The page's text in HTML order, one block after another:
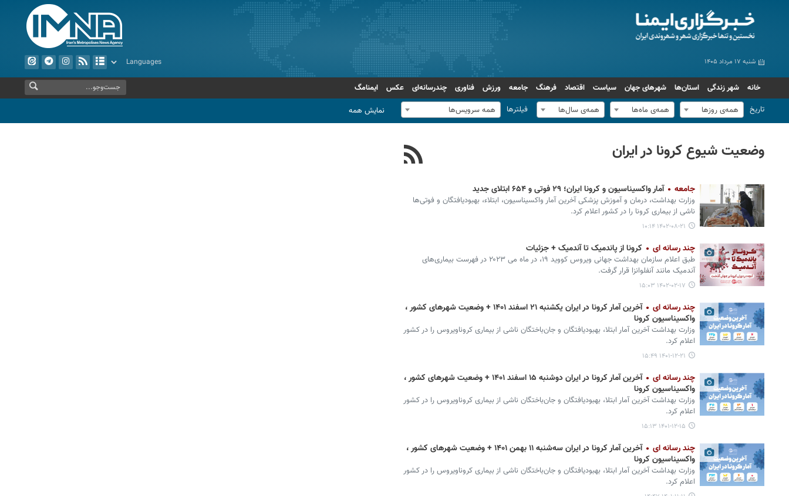
شنبه ۱۷ مرداد ۱۴۰۵
خانه شهر زندگی استان‌ها شهرهای جهان سیاست اقتصاد فرهنگ جامعه ورزش فناوری چندرسانه‌ای عکس
ایمنامگ
تاریخ
همه‌ی روزها همه‌ی ماه‌ها همه‌ی سال‌ها فیلترها همه سرویس‌ها نمایش همه
وضعیت شیوع کرونا در ایران
جامعه آمار واکسیناسیون و کرونا ایران؛ ۲۹ فوتی و ۶۵۴ ابتلای جدید
وزارت بهداشت، درمان و آموزش پزشکی آخرین آمار واکسیناسیون، ابتلاء، بهبودیافتگان و فوتی‌ها
ناشی از بیماری کرونا را در کشور اعلام کرد.
۱۴۰۲-۰۸-۲۱ ۱۰:۱۴
چند رسانه ای کرونا از پاندمیک تا آندمیک + جزئیات
طبق اعلام سازمان بهداشت جهانی ویروس کووید ۱۹، در ماه می ۲۰۲۳ در فهرست بیماری‌های
آندمیک مانند آنفلوانزا قرار گرفت.
۱۴۰۲-۰۲-۱۷ ۱۵:۰۳
چند رسانه ای
آخرین آمار کرونا در ایران یکشنبه ۲۱ اسفند ۱۴۰۱ + وضعیت شهرهای کشور ،
واکسیناسیون کرونا
وزارت بهداشت آخرین آمار ابتلا، بهبودیافتگان و جان‌باختگان ناشی از بیماری کروناویروس را در کشور
اعلام کرد.
۱۴۰۱-۱۲-۲۱ ۱۵:۴۹
چند رسانه ای
آخرین آمار کرونا در ایران دوشنبه ۱۵ اسفند ۱۴۰۱ + وضعیت شهرهای کشور ،
واکسیناسیون کرونا
وزارت بهداشت آخرین آمار ابتلا، بهبودیافتگان و جان‌باختگان ناشی از بیماری کروناویروس را در کشور
اعلام کرد.
۱۴۰۱-۱۲-۱۵ ۱۵:۱۳
چند رسانه ای
آخرین آمار کرونا در ایران سه‌شنبه ۱۱ بهمن ۱۴۰۱ + وضعیت شهرهای کشور ،
واکسیناسیون کرونا
وزارت بهداشت آخرین آمار ابتلا، بهبودیافتگان و جان‌باختگان ناشی از بیماری کروناویروس را در کشور
اعلام کرد.